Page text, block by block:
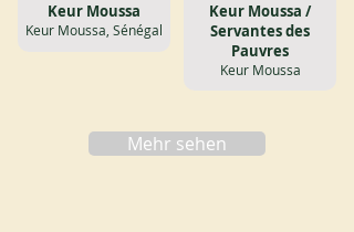
Keur Moussa
Keur Moussa, Sénégal
Keur Moussa /
Servantes des
Pauvres
Keur Moussa
Mehr sehen